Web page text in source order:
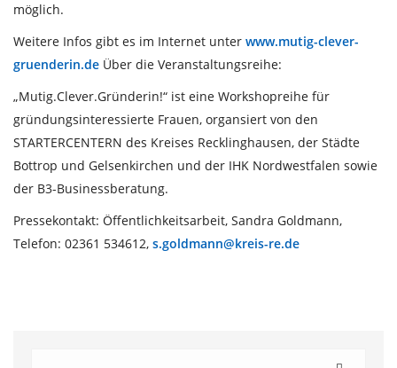
möglich.
Weitere Infos gibt es im Internet unter www.mutig-clever-
gruenderin.de Über die Veranstaltungsreihe:
„Mutig.Clever.Gründerin!“ ist eine Workshopreihe für
gründungsinteressierte Frauen, organsiert von den
STARTERCENTERN des Kreises Recklinghausen, der Städte
Bottrop und Gelsenkirchen und der IHK Nordwestfalen sowie
der B3-Businessberatung.
Pressekontakt: Öffentlichkeitsarbeit, Sandra Goldmann,
Telefon: 02361 534612, s.goldmann@kreis-re.de